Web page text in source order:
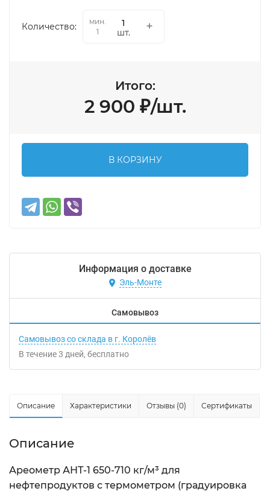
Количество:
мин.
1
шт.
Итого:
2 900 ₽/шт.
В КОРЗИНУ
Информация о доставке
Эль-Монте
Самовывоз
Самовывоз со склада в г. Королёв
В течение3 дней Бесплатно
Описание Характеристики Отзывы (0) Сертификаты
Описание
Ареометр АНТ-1 650-710 кг/м³ для
нефтепродуктов с термометром (градуировка